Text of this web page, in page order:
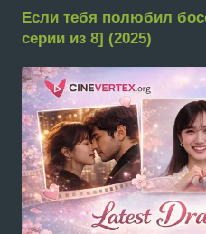
Если тебя полюбил
серии из 8] (2025)